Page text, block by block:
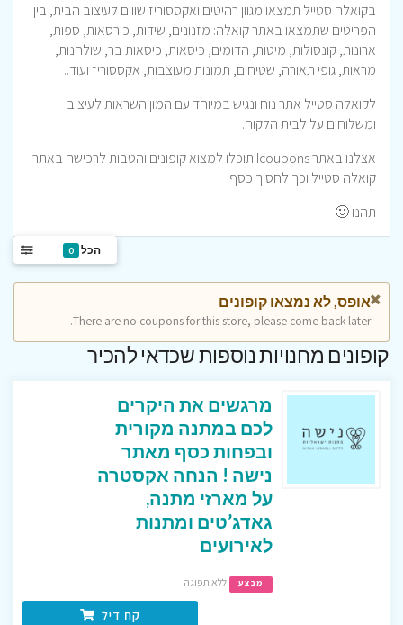
בקואלה סטייל תמצאו מגוון רהיטים ואקססוריז שווים לעיצוב הבית, בין
הפריטים שתמצאו באתר קואלה: מזנונים, שידות, כורסאות, ספות,
ארונות, קונסולות, מיטות, הדומים, כיסאות, כיסאות בר, שולחנות,
מראות, גופי תאורה, שטיחים, תמונות מעוצבות, אקססוריז ועוד..
לקואלה סטייל אתר נוח ונגיש במיוחד עם המון השראות לעיצוב
ומשלוחים על לבית הלקוח.
אצלנו באתר Icoupons תוכלו למצוא קופונים והטבות לרכישה באתר
קואלה סטייל וכך לחסוך כסף.
תהנו 🙂
הכל 0
אופס, לא נמצאו קופונים
There are no coupons for this store, please come back later.
קופונים מחנויות נוספות שכדאי להכיר
מרגשים את היקרים
לכם במתנה מקורית
ובפחות כסף מאתר
נישה ! הנחה אקסטרה
על מארזי מתנה,
גאדג’טים ומתנות
לאירועים
מבצע ללא תפוגה
קח דיל